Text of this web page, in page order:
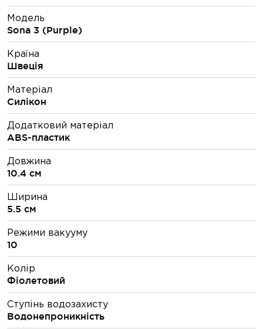
Модель
Sona 3 (Purple)
Країна
Швеція
Матеріал
Силікон
Додатковий матеріал
ABS-пластик
Довжина
10.4 см
Ширина
5.5 см
Режими вакууму
10
Колір
Фіолетовий
Ступінь водозахисту
Водонепроникність